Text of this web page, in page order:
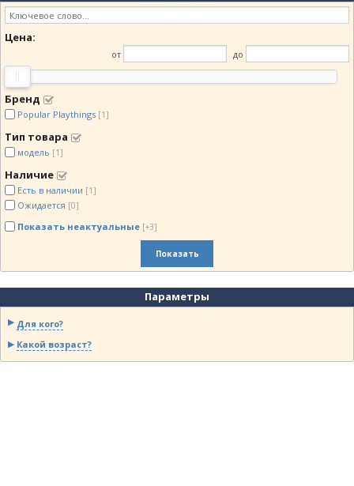
Цена:
от до
Бренд
Popular Playthings [1]
Тип товара
модель [1]
Наличие
Есть в наличии [1]
Ожидается [0]
Показать неактуальные [+3]
Показать
Параметры
Для кого?
Какой возраст?